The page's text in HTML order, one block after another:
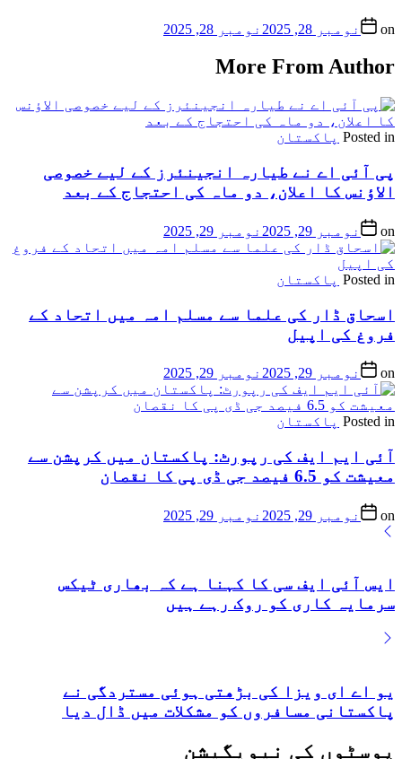
on نومبر 28, 2025 نومبر 28, 2025
More From Author
Posted in پاکستان
پی آئی اے نے طیارہ انجینئرز کے لیے خصوصی
الاؤنس کا اعلان، دو ماہ کی احتجاج کے بعد
on نومبر 29, 2025 نومبر 29, 2025
Posted in پاکستان
اسحاق ڈار کی علما سے مسلم امہ میں اتحاد کے
فروغ کی اپیل
on نومبر 29, 2025 نومبر 29, 2025
Posted in پاکستان
آئی ایم ایف کی رپورٹ: پاکستان میں کرپشن سے
معیشت کو 6.5 فیصد جی ڈی پی کا نقصان
on نومبر 29, 2025 نومبر 29, 2025
ایس آئی ایف سی کا کہنا ہے کہ بھاری ٹیکس
سرمایہ کاری کو روک رہے ہیں
یو اے ای ویزا کی بڑھتی ہوئی مستردگی نے
پاکستانی مسافروں کو مشکلات میں ڈال دیا
پوسٹوں کی نیویگیشن